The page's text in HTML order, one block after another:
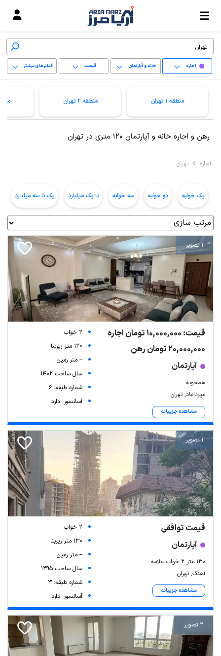
اجاره خانه و آپارتمان قیمت فیلترهای بیشتر
منطقه 1 تهران منطقه 2 تهران منطقه
رهن و اجاره خانه و آپارتمان 120 متری در تهران
اجاره تهران
یک خوابه دو خوابه سه خوابه تا یک میلیارد یک تا سه میلیارد
1 تصویر
قیمت: 10,000,000 تومان اجاره
20,000,000 تومان رهن
آپارتمان
همخونه
میرداماد, تهران
مشاهده جزییات
2 خواب
120 متر زیربنا
-- متر زمین
سال ساخت 1402
شماره طبقه: 6
آسانسور: دارد
1 تصویر
قیمت توافقی
آپارتمان
130 متر 2 خواب علامه
آهنگ, تهران
مشاهده جزییات
2 خواب
130 متر زیربنا
-- متر زمین
سال ساخت 1395
شماره طبقه: 3
آسانسور: دارد
2 تصویر